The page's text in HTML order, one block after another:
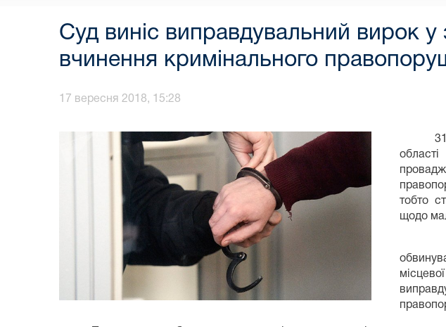
Суд виніс виправдувальний вирок
вчинення кримінального
17 вересня 2018, 15:28
31
тобто
щодо
За